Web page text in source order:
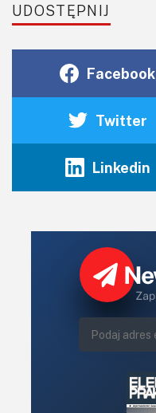
UDOSTĘPNIJ
Facebook
Twitter
Linkedin